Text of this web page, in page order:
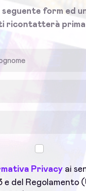
seguente form ed
ricontatterà prima
Privacy ai
e del Regolamento